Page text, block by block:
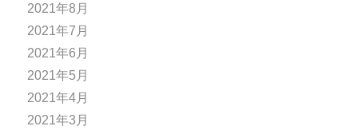
2021年8月
2021年7月
2021年6月
2021年5月
2021年4月
2021年3月